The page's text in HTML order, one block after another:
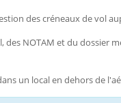
des créneaux de vol
des NOTAM et du dossier
un local en dehors de